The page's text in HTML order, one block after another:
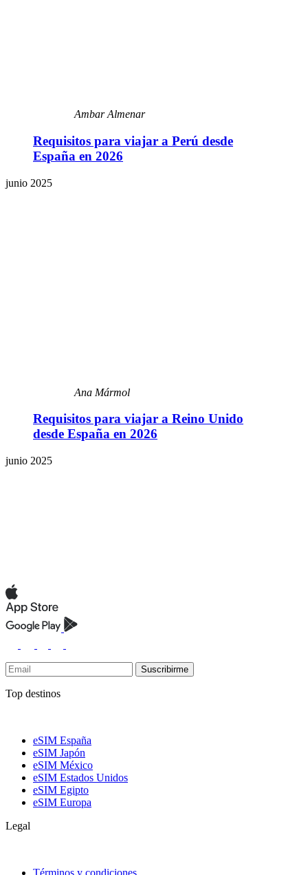
Ambar Almenar
Requisitos para viajar a Perú desde
España en 2026
junio 2025
Ana Mármol
Requisitos para viajar a Reino Unido
desde España en 2026
junio 2025
Suscribirme
Top destinos
eSIM España
eSIM Japón
eSIM México
eSIM Estados Unidos
eSIM Egipto
eSIM Europa
Legal